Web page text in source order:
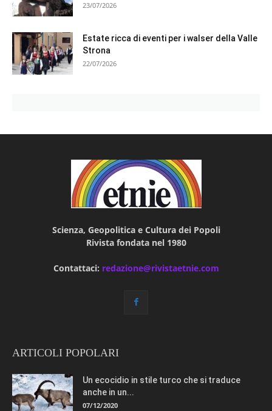
23/07/2026
Estate ricca di eventi per i walser della Valle
Strona
22/07/2026
Scienza, Geopolitica e Cultura dei Popoli
Rivista fondata nel 1980
Contattaci: redazione@rivistaetnie.com
ARTICOLI POPOLARI
Un ecocidio in stile turco che si traduce
anche in un...
07/12/2020